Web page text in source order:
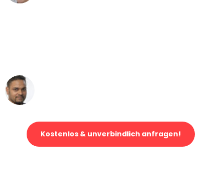
Kostenlos & unverbindlich anfragen!